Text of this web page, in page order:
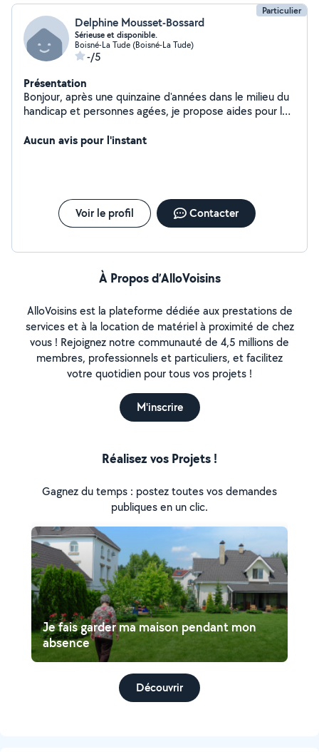
Particulier
Delphine Mousset-Bossard
Sérieuse et disponible.
Boisné-La Tude (Boisné-La Tude)
-/5
Présentation
Bonjour, après une quinzaine d'années dans le milieu du
handicap et personnes agées, je propose aides pour le
bovins, caprins, équins, volailles... Bricolages : enduit,
Aucun avis pour l'instant
Voir le profil Contacter
À Propos d’AlloVoisins
AlloVoisins est la plateforme dédiée aux prestations de
services et à la location de matériel à proximité de chez
vous ! Rejoignez notre communauté de 4,5 millions de
membres, professionnels et particuliers, et facilitez
votre quotidien pour tous vos projets !
M'inscrire
Réalisez vos Projets !
Gagnez du temps : postez toutes vos demandes
publiques en un clic.
Je fais garder ma maison pendant mon
absence
Découvrir